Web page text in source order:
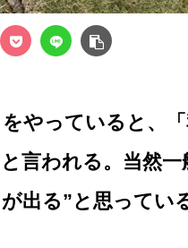
やっていると、
言われる。当然
出る”と思ってい